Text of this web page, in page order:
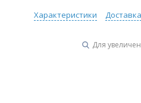
Характеристики Доставка
Для